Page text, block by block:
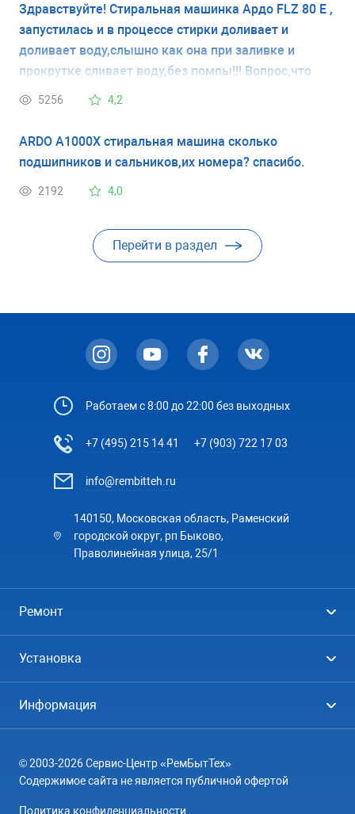
Здравствуйте! Стиральная машинка Ардо FLZ 80 E ,
запустилась и в процессе стирки доливает и
доливает воду,слышно как она при заливке и
прокрутке сливает воду,без помпы!!! Вопрос,что
делать??
5256 4,2
ARDO A1000X стиральная машина сколько
подшипников и сальников,их номера? спасибо.
2192 4,0
Перейти в раздел
Работаем с 8:00 до 22:00 без выходных
+7 (495) 215 14 41 +7 (903) 722 17 03
info@rembitteh.ru
140150, Московская область, Раменский
городской округ, рп Быково,
Праволинейная улица, 25/1
Ремонт
Посудомоечные машины
Кондиционеры
Варочные панели
Установка
Кондиционеры
Информация
География
© 2003-2026 Сервис-Центр «РемБытТех»
Содержимое сайта не является публичной офертой
Политика конфиденциальности